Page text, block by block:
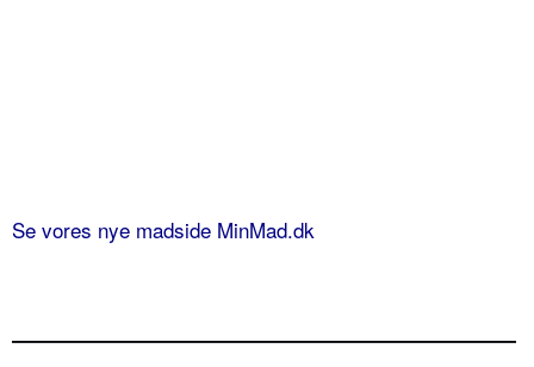
Se vores nye madside MinMad.dk